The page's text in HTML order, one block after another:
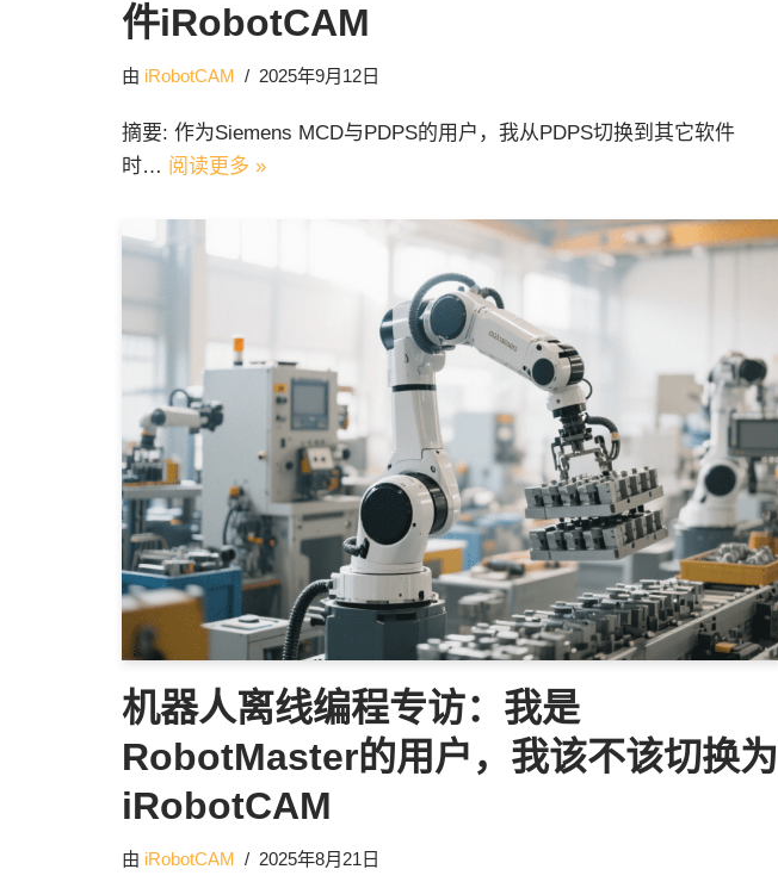
件iRobotCAM
由 iRobotCAM 2025年9月12日
摘要: 作为Siemens MCD与PDPS的用户，我从PDPS切换到其它软件
时… 阅读更多 »
机器人离线编程专访：我是
RobotMaster的用户，我该不该切换为
iRobotCAM
由 iRobotCAM 2025年8月21日